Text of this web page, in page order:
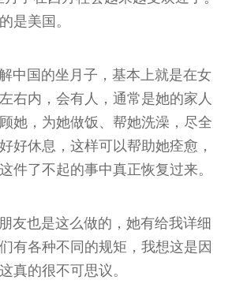
是美国。
国的坐月子，基本上就是在女
右内，会有人，通常是她的家人
她，为她做饭、帮她洗澡，尽全
好休息，这样可以帮助她痊愈，
件了不起的事中真正恢复过来。
也是这么做的，她有给我详细
有各种不同的规矩，我想这是因
真的很不可思议。